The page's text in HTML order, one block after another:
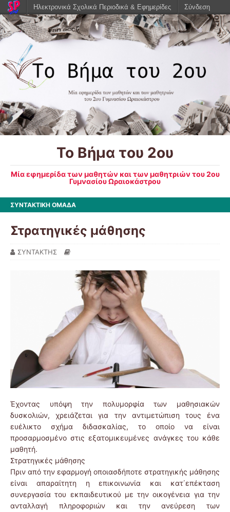
Το Βήμα του 2ου
Μία εφημερίδα των μαθητών και των μαθητριών του 2ου
Γυμνασίου Ωραιοκάστρου
ΣΥΝΤΑΚΤΙΚΗ ΟΜΑΔΑ
Στρατηγικές μάθησης
ΣΥΝΤΑΚΤΗΣ
Έχοντας υπόψη την πολυμορφία των μαθησιακών
δυσκολιών, χρειάζεται για την αντιμετώπιση τους ένα
ευέλικτο σχήμα διδασκαλίας, το οποίο να είναι
προσαρμοσμένο στις εξατομικευμένες ανάγκες του κάθε
μαθητή.
Στρατηγικές μάθησης
Πριν από την εφαρμογή οποιασδήποτε στρατηγικής μάθησης
είναι απαραίτητη η επικοινωνία και κατ΄επέκταση
συνεργασία του εκπαιδευτικού με την οικογένεια για την
ανταλλαγή πληροφοριών και την ανεύρεση των
Ηλεκτρονικά Σχολικά Περιοδικά & Εφημερίδες Σύνδεση